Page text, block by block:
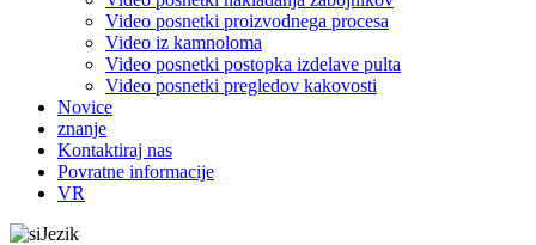
Video posnetki proizvodnega procesa
Video iz kamnoloma
Video posnetki postopka izdelave pulta
Video posnetki pregledov kakovosti
Novice
znanje
Kontaktiraj nas
Povratne informacije
VR
Jezik